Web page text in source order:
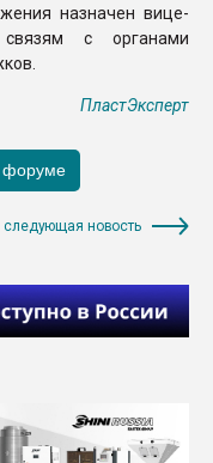
назначен вице-
с органами
ПластЭксперт
следующая новость